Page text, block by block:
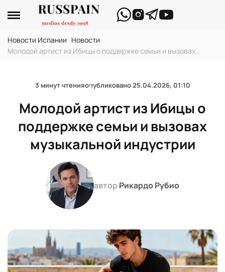
Новости Испании Новости
Молодой артист из Ибицы о поддержке семьи и вызовах
3 минут чтенияопубликовано25.04.2026, 01:10
Молодой артист из Ибицы о
поддержке семьи и вызовах
музыкальной индустрии
автор Рикардо Рубио